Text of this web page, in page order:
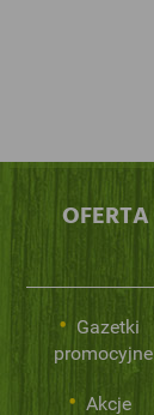
OFERTA
Gazetki
promocyjne
Akcje